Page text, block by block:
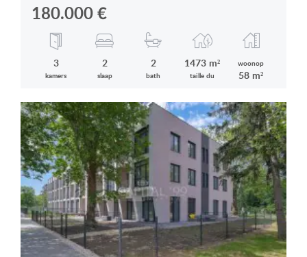
180.000€
3
kamers
2
slaap
2
bath
1473 m²
taille du
woonop
58 m²